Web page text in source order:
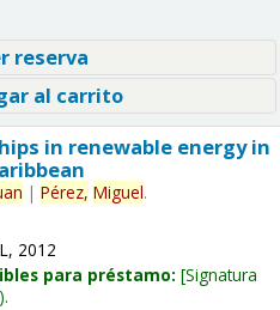
reserva
al carrito
in renewable energy in
| Pérez, Miguel.
2012
para préstamo: Signatura